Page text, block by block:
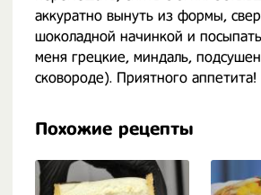
аккуратно вынуть из формы,
шоколадной начинкой и
меня грецкие, миндаль,
сковороде). Приятного аппетита!
Похожие рецепты